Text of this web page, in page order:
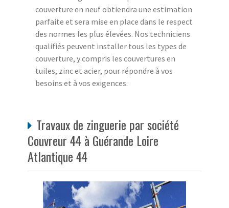
couverture en neuf obtiendra une estimation
parfaite et sera mise en place dans le respect
des normes les plus élevées. Nos techniciens
qualifiés peuvent installer tous les types de
couverture, y compris les couvertures en
tuiles, zinc et acier, pour répondre à vos
besoins et à vos exigences.
Travaux de zinguerie par société
Couvreur 44 à Guérande Loire
Atlantique 44